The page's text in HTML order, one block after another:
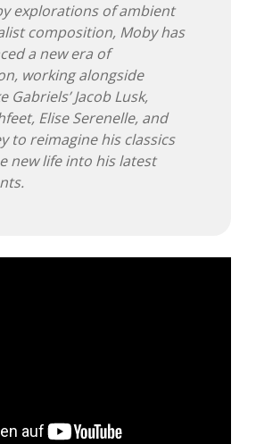
2019
2020
2021
2022
explorations of ambient
composition, Moby has
a new era of
working alongside
Gabriels’ Jacob Lusk,
Elise Serenelle, and
to reimagine his classics
new life into his latest